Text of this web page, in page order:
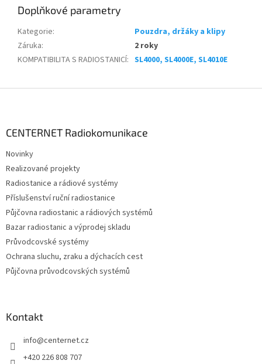
Doplňkové parametry
Kategorie:
Pouzdra, držáky a klipy
Záruka:
2 roky
KOMPATIBILITA S RADIOSTANICÍ: SL4000, SL4000E, SL4010E
CENTERNET Radiokomunikace
Novinky
Realizované projekty
Radiostanice a rádiové systémy
Příslušenství ruční radiostanice
Půjčovna radiostanic a rádiových systémů
Bazar radiostanic a výprodej skladu
Průvodcovské systémy
Ochrana sluchu, zraku a dýchacích cest
Půjčovna průvodcovských systémů
Kontakt
info@centernet.cz
+420 226 808 707